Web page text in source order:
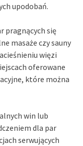
upodobań.
pragnących się
masaże czy sauny
więzi
oferowane
które można
win lub
dla par
serwujących